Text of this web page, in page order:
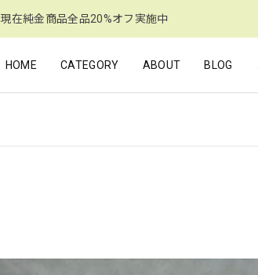
現在純金商品全品20%オフ実施中
HOME CATEGORY ABOUT BLOG